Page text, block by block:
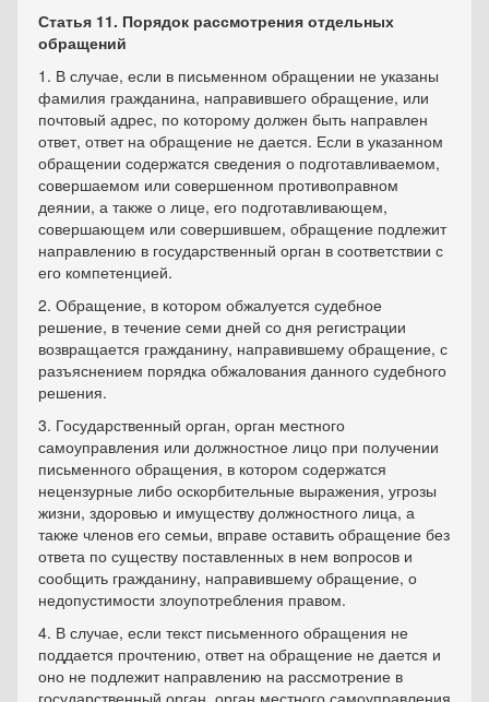
Статья 11. Порядок рассмотрения отдельных
обращений
1. В случае, если в письменном обращении не указаны
фамилия гражданина, направившего обращение, или
почтовый адрес, по которому должен быть направлен
ответ, ответ на обращение не дается. Если в указанном
обращении содержатся сведения о подготавливаемом,
совершаемом или совершенном противоправном
деянии, а также о лице, его подготавливающем,
совершающем или совершившем, обращение подлежит
направлению в государственный орган в соответствии с
его компетенцией.
2. Обращение, в котором обжалуется судебное
решение, в течение семи дней со дня регистрации
возвращается гражданину, направившему обращение, с
разъяснением порядка обжалования данного судебного
решения.
3. Государственный орган, орган местного
самоуправления или должностное лицо при получении
письменного обращения, в котором содержатся
нецензурные либо оскорбительные выражения, угрозы
жизни, здоровью и имуществу должностного лица, а
также членов его семьи, вправе оставить обращение без
ответа по существу поставленных в нем вопросов и
сообщить гражданину, направившему обращение, о
недопустимости злоупотребления правом.
4. В случае, если текст письменного обращения не
поддается прочтению, ответ на обращение не дается и
оно не подлежит направлению на рассмотрение в
государственный орган, орган местного самоуправления